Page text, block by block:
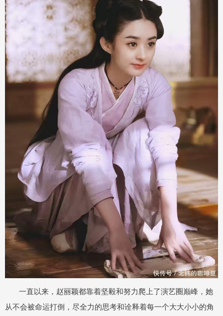
一直以来，赵丽颖都靠着坚毅和努力爬上了演艺圈巅峰，她
从不会被命运打倒，尽全力的思考和诠释着每一个大大小小的角